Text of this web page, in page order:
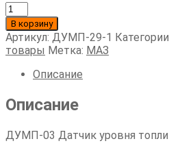
Количество
товара
ДУМП-03
Датчик
уровня
топлива
В корзину
Артикул: ДУМП-29-1
товары Метка: МАЗ
Описание
Описание
ДУМП-03 Датчик уровня